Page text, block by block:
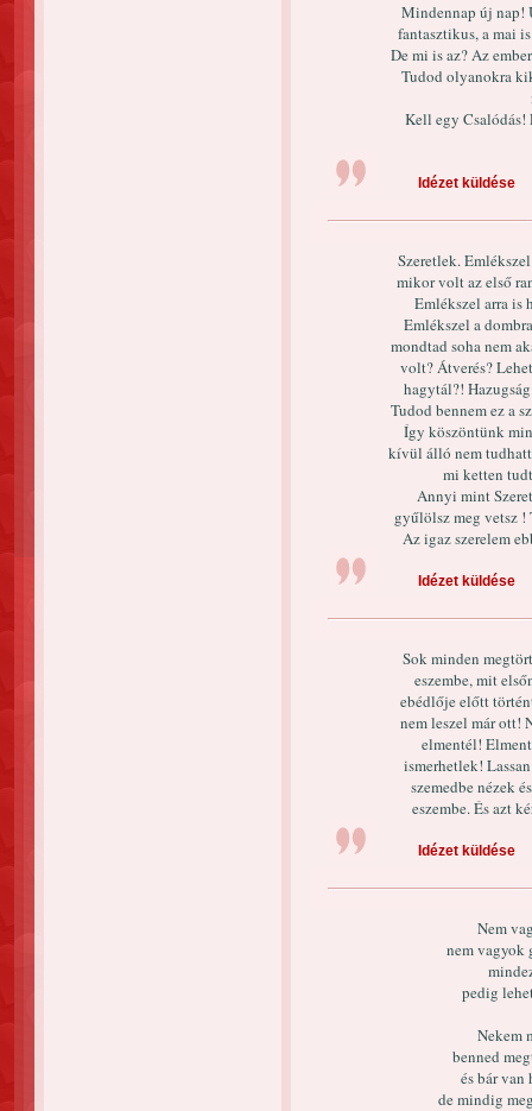
Mindennap új nap!
fantasztikus, a mai
De mi is az? Az
Tudod olyanokra
Kell egy
Idézet küldése
Szeretlek.
mikor volt az első
Emlékszel arra is
Emlékszel a
mondtad soha nem
volt? Átverés?
hagytál?!
Tudod bennem ez a
Így köszöntünk
kívül álló nem
mi ketten
Annyi mint
gyűlölsz meg vetsz
Az igaz szerelem
Idézet küldése
Sok minden
eszembe, mit
ebédlője előtt
nem leszel már ott!
elmentél!
ismerhetlek!
szemedbe nézek
eszembe. És azt
Idézet küldése
Nem
nem vagyok
pedig
Nekem
benned
és bár
de mindig